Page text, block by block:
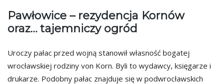
Pawłowice – rezydencja Kornów
oraz… tajemniczy ogród
Uroczy pałac przed wojną stanowił własność bogatej
wrocławskiej rodziny von Korn. Byli to wydawcy, księgarze i
drukarze. Podobny pałac znajduje się w podwrocławskich